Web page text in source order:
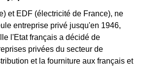
et EDF (électricité de France), ne
entreprise privé jusqu'en 1946,
l'Etat français a décidé de
privées du secteur de
et la fourniture aux français et